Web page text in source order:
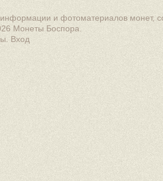
и фотоматериалов монет,
Монеты Боспора
Вход